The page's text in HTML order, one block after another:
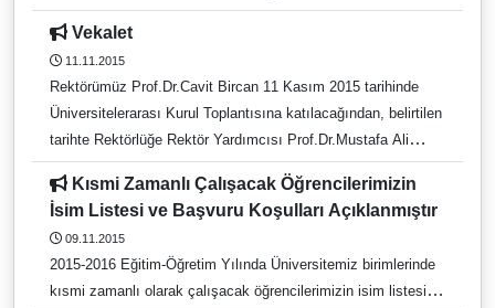
Salonunda gerçekleştirilecek olan ‘Oturma İzni Başvuruları ve
e-İkamet’ hakkındaki bilgilendirme toplantısına
üniversitemizde öğrenim gören bütün yabancı uyruklu
öğrencilerin katılım göstermesi gerekmektedir.
Vekalet
11.11.2015
Rektörümüz Prof.Dr.Cavit Bircan 11 Kasım 2015 tarihinde
Üniversitelerarası Kurul Toplantısına katılacağından, belirtilen
tarihte Rektörlüğe Rektör Yardımcısı Prof.Dr.Mustafa Ali
Sarılı vekalet edecektir.
İsim Listesi ve Başvuru Koşulları Açıklanmıştır
09.11.2015
2015-2016 Eğitim-Öğretim Yılında Üniversitemiz birimlerinde
kısmi zamanlı olarak çalışacak öğrencilerimizin isim listesi